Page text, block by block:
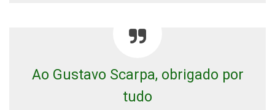
Ao Gustavo Scarpa, obrigado por
tudo